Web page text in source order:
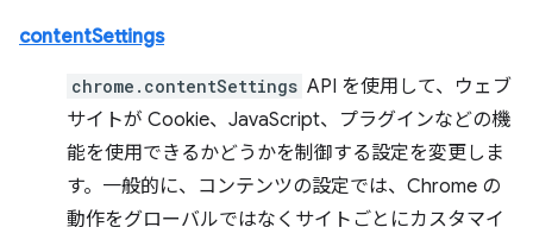
contentSettings
chrome.contentSettings API を使用して、ウェブ
サイトが Cookie、JavaScript、プラグインなどの機
能を使用できるかどうかを制御する設定を変更しま
す。一般的に、コンテンツの設定では、Chrome の
動作をグローバルではなくサイトごとにカスタマイ